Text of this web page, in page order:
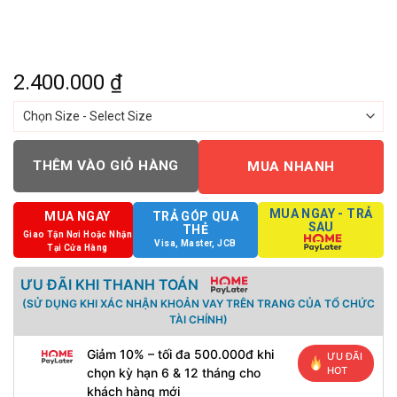
2.400.000 ₫
THÊM VÀO GIỎ HÀNG MUA NHANH
MUA NGAY
Giao Tận Nơi Hoặc Nhận
Tại Cửa Hàng
TRẢ GÓP QUA
THẺ
Visa, Master, JCB
MUA NGAY - TRẢ
SAU
ƯU ĐÃI KHI THANH TOÁN
(SỬ DỤNG KHI XÁC NHẬN KHOẢN VAY TRÊN TRANG CỦA TỔ CHỨC
TÀI CHÍNH)
Giảm 10% – tối đa 500.000đ khi
chọn kỳ hạn 6 & 12 tháng cho
khách hàng mới
ƯU ĐÃI
HOT